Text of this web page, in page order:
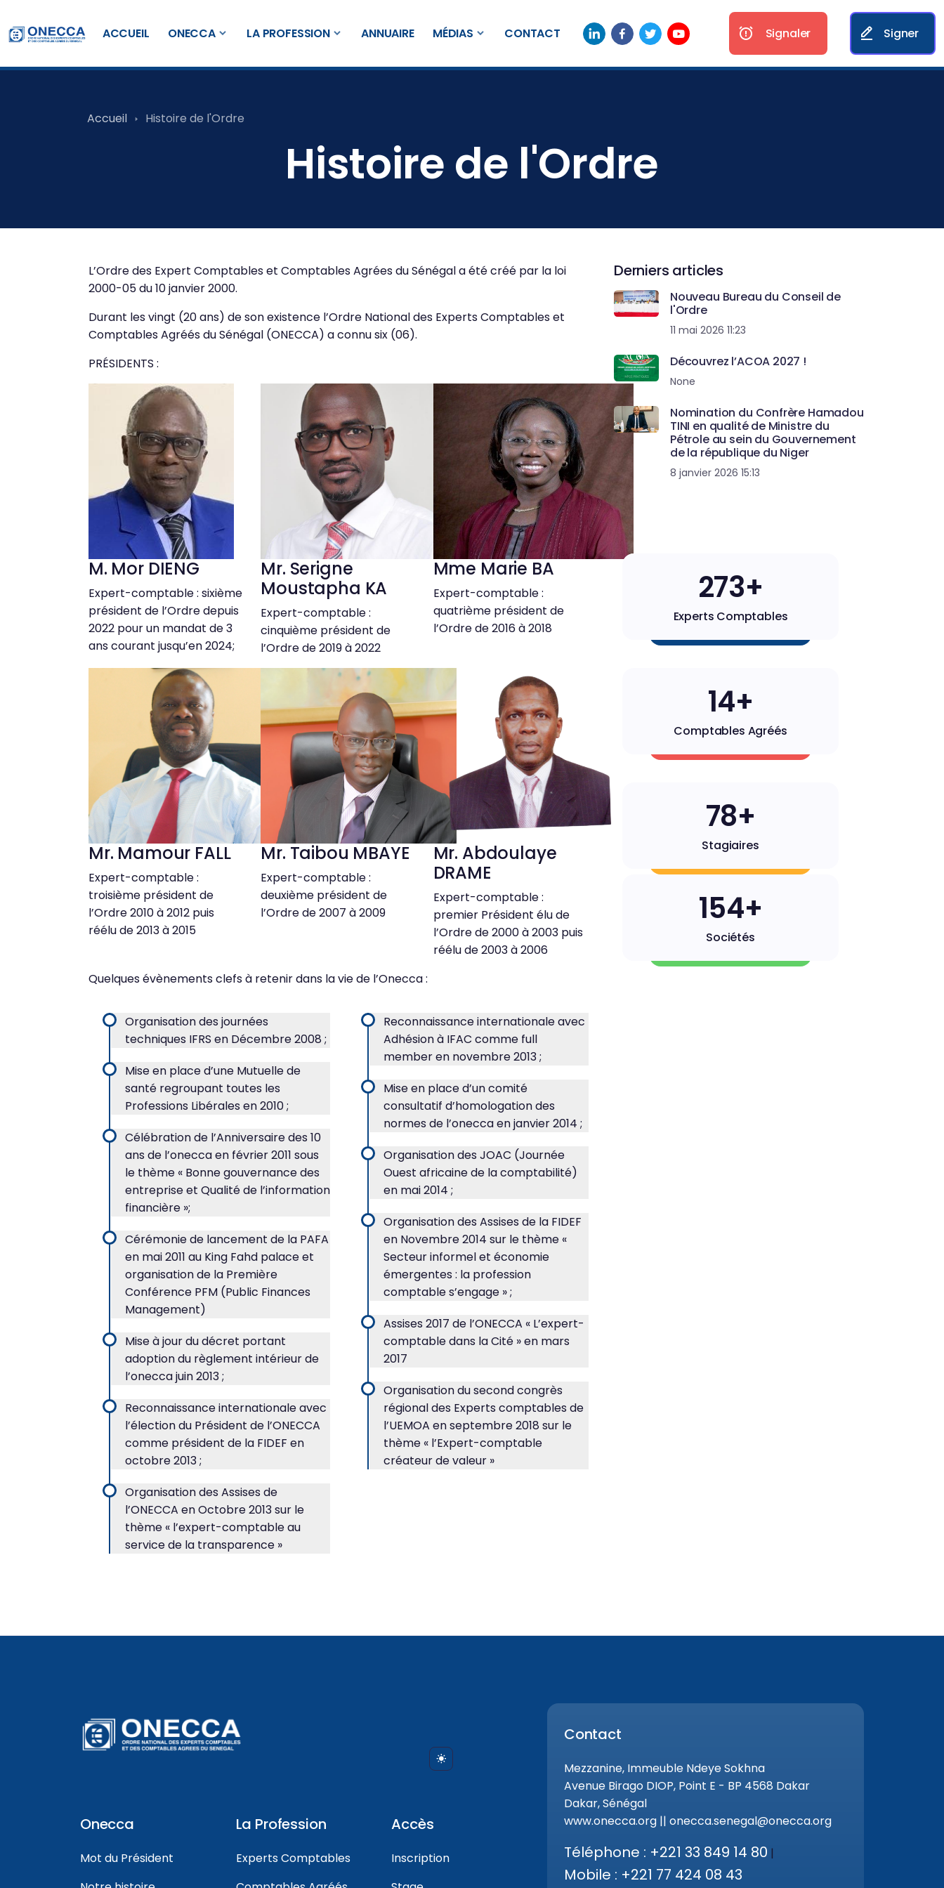
Signaler Signer
ACCUEIL ONECCA LA PROFESSION ANNUAIRE MÉDIAS CONTACT
Accueil Histoire de l'Ordre
Histoire de l'Ordre
L’Ordre des Expert Comptables et Comptables Agrées du Sénégal a été créé par la loi
2000-05 du 10 janvier 2000.
Durant les vingt (20 ans) de son existence l’Ordre National des Experts Comptables et
Comptables Agréés du Sénégal (ONECCA) a connu six (06).
PRÉSIDENTS :
M. Mor DIENG
Expert-comptable : sixième
président de l’Ordre depuis
2022 pour un mandat de 3
ans courant jusqu’en 2024;
Mr. Serigne
Moustapha KA
Expert-comptable :
cinquième président de
l’Ordre de 2019 à 2022
Mme Marie BA
Expert-comptable :
quatrième président de
l’Ordre de 2016 à 2018
Mr. Mamour FALL
Expert-comptable :
troisième président de
l’Ordre 2010 à 2012 puis
réélu de 2013 à 2015
Mr. Taibou MBAYE
Expert-comptable :
deuxième président de
l’Ordre de 2007 à 2009
Mr. Abdoulaye
DRAME
Expert-comptable :
premier Président élu de
l’Ordre de 2000 à 2003 puis
réélu de 2003 à 2006
Quelques évènements clefs à retenir dans la vie de l’Onecca :
Organisation des journées
techniques IFRS en Décembre 2008 ;
Mise en place d’une Mutuelle de
santé regroupant toutes les
Professions Libérales en 2010 ;
Célébration de l’Anniversaire des 10
ans de l’onecca en février 2011 sous
le thème « Bonne gouvernance des
entreprise et Qualité de l’information
financière »;
Cérémonie de lancement de la PAFA
en mai 2011 au King Fahd palace et
organisation de la Première
Conférence PFM (Public Finances
Management)
Mise à jour du décret portant
adoption du règlement intérieur de
l’onecca juin 2013 ;
Reconnaissance internationale avec
l’élection du Président de l’ONECCA
comme président de la FIDEF en
octobre 2013 ;
Organisation des Assises de
l’ONECCA en Octobre 2013 sur le
thème « l’expert-comptable au
service de la transparence »
Reconnaissance internationale avec
Adhésion à IFAC comme full
member en novembre 2013 ;
Mise en place d’un comité
consultatif d’homologation des
normes de l’onecca en janvier 2014 ;
Organisation des JOAC (Journée
Ouest africaine de la comptabilité)
en mai 2014 ;
Organisation des Assises de la FIDEF
en Novembre 2014 sur le thème «
Secteur informel et économie
émergentes : la profession
comptable s’engage » ;
Assises 2017 de l’ONECCA « L’expert-
comptable dans la Cité » en mars
2017
Organisation du second congrès
régional des Experts comptables de
l’UEMOA en septembre 2018 sur le
thème « l’Expert-comptable
créateur de valeur »
Derniers articles
Nouveau Bureau du Conseil de
l'Ordre
11 mai 2026 11:23
Découvrez l’ACOA 2027 !
None
Nomination du Confrère Hamadou
TINI en qualité de Ministre du
Pétrole au sein du Gouvernement
de la république du Niger
8 janvier 2026 15:13
273+
Experts Comptables
14+
Comptables Agréés
79+
Stagiaires
157+
Sociétés
Onecca
Mot du Président
La Profession
Experts Comptables
Accès
Inscription
Contact
Mezzanine, Immeuble Ndeye Sokhna
Avenue Birago DIOP, Point E - BP 4568 Dakar
Dakar, Sénégal
www.onecca.org || onecca.senegal@onecca.org
Téléphone : +221 33 849 14 80 |
Mobile : +221 77 424 08 43